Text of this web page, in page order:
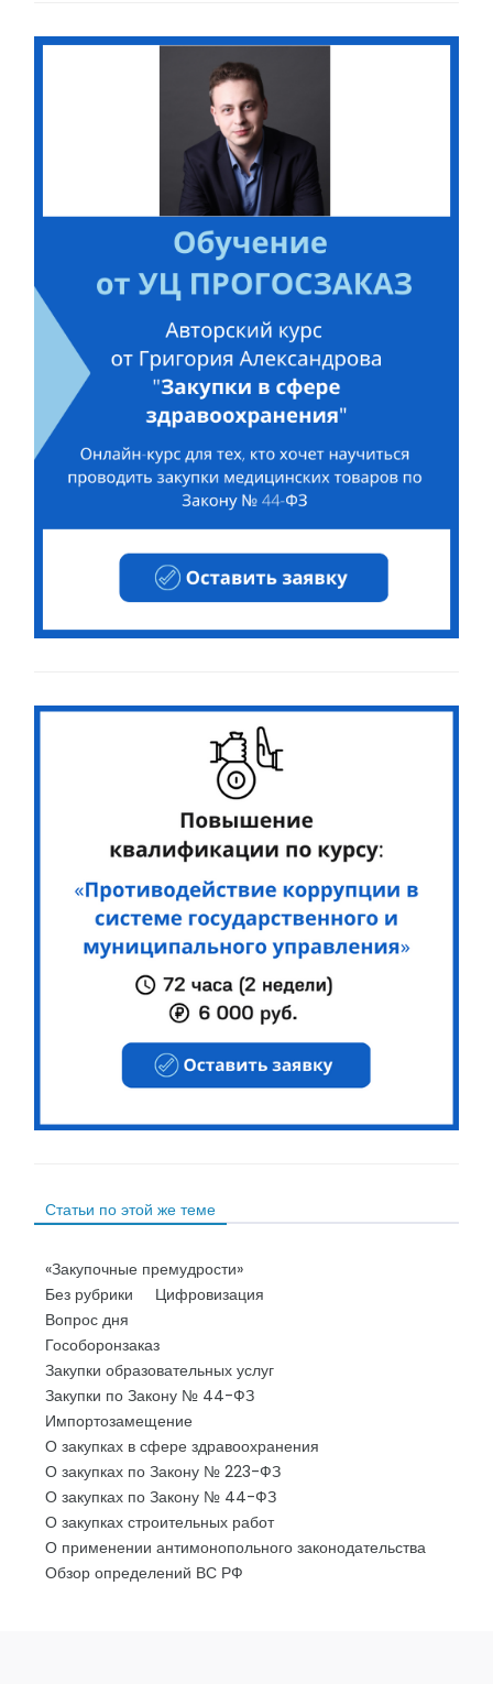
Статьи по этой же теме
«Закупочные премудрости»
Без рубрики
Цифровизация
Вопрос дня
Гособоронзаказ
Закупки образовательных услуг
Закупки по Закону № 44-ФЗ
Импортозамещение
О закупках в сфере здравоохранения
О закупках по Закону № 223-ФЗ
О закупках по Закону № 44-ФЗ
О закупках строительных работ
О применении антимонопольного законодательства
Обзор определений ВС РФ